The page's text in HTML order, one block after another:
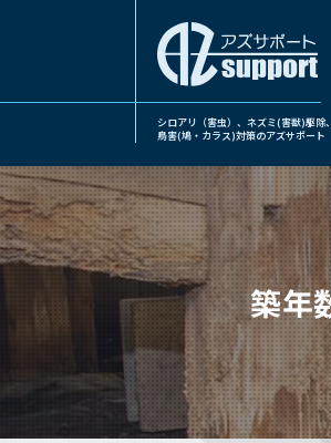
シロアリ（害虫）、ネズミ(害獣)駆除、
鳥害(鳩・カラス)対策のアズサポート
築年